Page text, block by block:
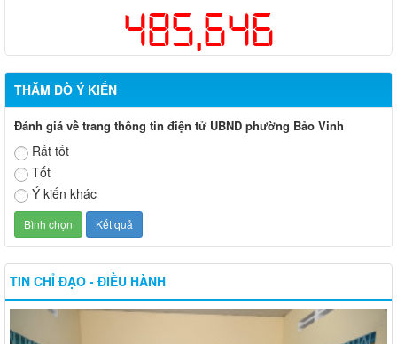
485,646
THĂM DÒ Ý KIẾN
Đánh giá về trang thông tin điện tử UBND phường Bảo Vinh
Rất tốt
Tốt
Ý kiến khác
TIN CHỈ ĐẠO - ĐIỀU HÀNH